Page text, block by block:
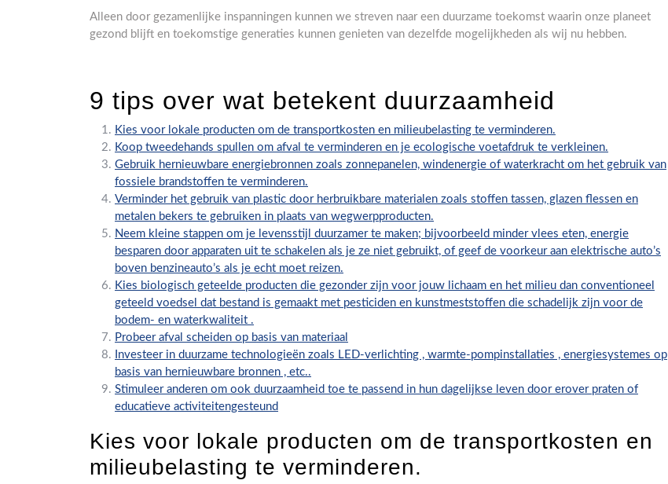
Alleen door gezamenlijke inspanningen kunnen we streven naar een duurzame toekomst waarin onze planeet
gezond blijft en toekomstige generaties kunnen genieten van dezelfde mogelijkheden als wij nu hebben.
9 tips over wat betekent duurzaamheid
Kies voor lokale producten om de transportkosten en milieubelasting te verminderen.
Koop tweedehands spullen om afval te verminderen en je ecologische voetafdruk te verkleinen.
Gebruik hernieuwbare energiebronnen zoals zonnepanelen, windenergie of waterkracht om het gebruik van
fossiele brandstoffen te verminderen.
Verminder het gebruik van plastic door herbruikbare materialen zoals stoffen tassen, glazen flessen en
metalen bekers te gebruiken in plaats van wegwerpproducten.
Neem kleine stappen om je levensstijl duurzamer te maken; bijvoorbeeld minder vlees eten, energie
besparen door apparaten uit te schakelen als je ze niet gebruikt, of geef de voorkeur aan elektrische auto’s
boven benzineauto’s als je echt moet reizen.
Kies biologisch geteelde producten die gezonder zijn voor jouw lichaam en het milieu dan conventioneel
geteeld voedsel dat bestand is gemaakt met pesticiden en kunstmeststoffen die schadelijk zijn voor de
bodem- en waterkwaliteit .
Probeer afval scheiden op basis van materiaal
Investeer in duurzame technologieën zoals LED-verlichting , warmte-pompinstallaties , energiesystemes op
basis van hernieuwbare bronnen , etc..
Stimuleer anderen om ook duurzaamheid toe te passend in hun dagelijkse leven door erover praten of
educatieve activiteitengesteund
Kies voor lokale producten om de transportkosten en
milieubelasting te verminderen.